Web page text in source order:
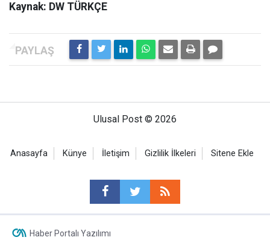
Kaynak: DW TÜRKÇE
Ulusal Post © 2026
Anasayfa Künye İletişim Gizlilik İlkeleri Sitene Ekle
Haber Portalı Yazılımı